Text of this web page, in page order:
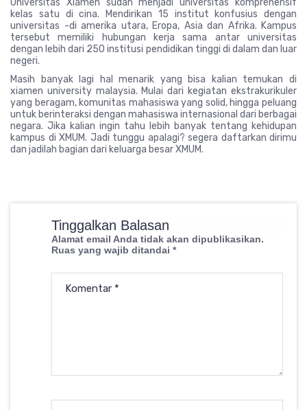
Universitas Xiamen sudah menjadi universitas komprehensif
kelas satu di cina. Mendirikan 15 institut konfusius dengan
universitas -di amerika utara, Eropa, Asia dan Afrika. Kampus
tersebut memiliki hubungan kerja sama antar universitas
dengan lebih dari 250 institusi pendidikan tinggi di dalam dan luar
negeri.
Masih banyak lagi hal menarik yang bisa kalian temukan di
xiamen university malaysia. Mulai dari kegiatan ekstrakurikuler
yang beragam, komunitas mahasiswa yang solid, hingga peluang
untuk berinteraksi dengan mahasiswa internasional dari berbagai
negara. Jika kalian ingin tahu lebih banyak tentang kehidupan
kampus di XMUM. Jadi tunggu apalagi? segera daftarkan dirimu
dan jadilah bagian dari keluarga besar XMUM.
Tinggalkan Balasan
Alamat email Anda tidak akan dipublikasikan.
Ruas yang wajib ditandai *
Komentar *